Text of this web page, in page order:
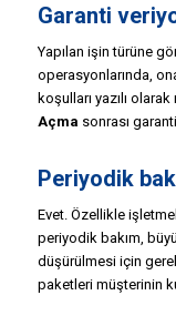
Garanti
Yapılan işin türüne
operasyonlarında,
koşulları yazılı
Açma sonrası
Periyodik
Evet. Özellikle
periyodik bakım,
düşürülmesi için
paketleri müşterinin